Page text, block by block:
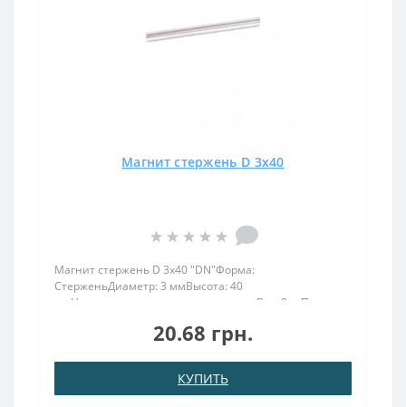
Магнит стержень D 3x40
Магнит стержень D 3x40 "DN"Форма:
СтерженьДиаметр: 3 ммВысота: 40
ммНамагничивание: диаметральноеВес: 0 грПокрыт.
прибл.: 0 кгТемпература использования: до
20.68 грн.
КУПИТЬ